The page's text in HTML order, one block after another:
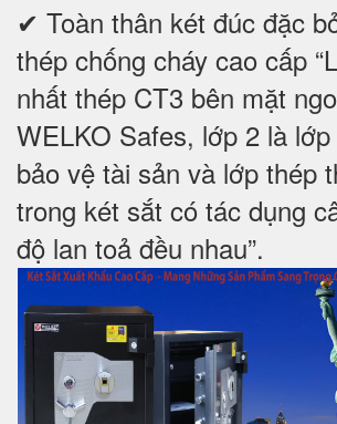
✔ Toàn thân két đúc đặc
thép chống cháy cao cấp
nhất thép CT3 bên mặt
WELKO Safes, lớp 2 là
bảo vệ tài sản và lớp thép
trong két sắt có tác dụng
độ lan toả đều nhau”.